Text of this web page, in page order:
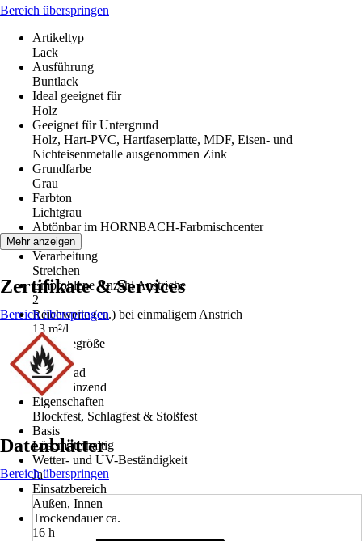
Bereich überspringen
Artikeltyp
Lack
Ausführung
Buntlack
Ideal geeignet für
Holz
Geeignet für Untergrund
Holz, Hart-PVC, Hartfaserplatte, MDF, Eisen- und
Nichteisenmetalle ausgenommen Zink
Grundfarbe
Grau
Farbton
Lichtgrau
Abtönbar im HORNBACH-Farbmischcenter
Nein
Verarbeitung
Streichen
Empfohlene Anzahl Anstriche
2
Reichweite (ca.) bei einmaligem Anstrich
13 m²/l
Gebindegröße
0,75 l
Glanzgrad
Hochglänzend
Eigenschaften
Blockfest, Schlagfest & Stoßfest
Basis
Lösemittelhaltig
Wetter- und UV-Beständigkeit
Ja
Einsatzbereich
Außen, Innen
Trockendauer ca.
16 h
Mehr anzeigen
Zertifikate & Services
Bereich überspringen
Datenblätter
Bereich überspringen